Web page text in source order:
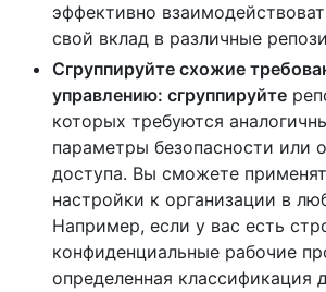
эффективно
свой вклад в различные
Сгруппируйте схожие
управлению: сгруппируйте
которых требуются
параметры безопасности или
доступа. Вы сможете
настройки к организации в
Например, если у вас есть
конфиденциальные рабочие
определенная классификация